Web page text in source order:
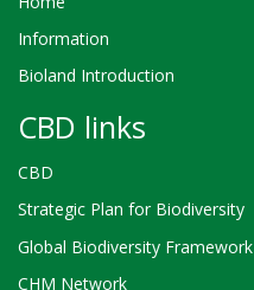
Information
Bioland Introduction
CBD links
CBD
Strategic Plan for Biodiversity
Global Biodiversity Framework
CHM Network